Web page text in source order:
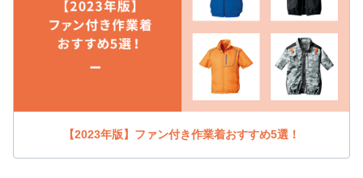
【2023年版】ファン付き作業着おすすめ5選！